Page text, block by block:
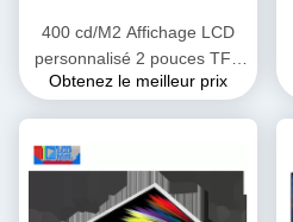
400 cd/M2 Affichage LCD
personnalisé 2 pouces TFT
SPI 240x320 SPI3/4
Obtenez le meilleur prix